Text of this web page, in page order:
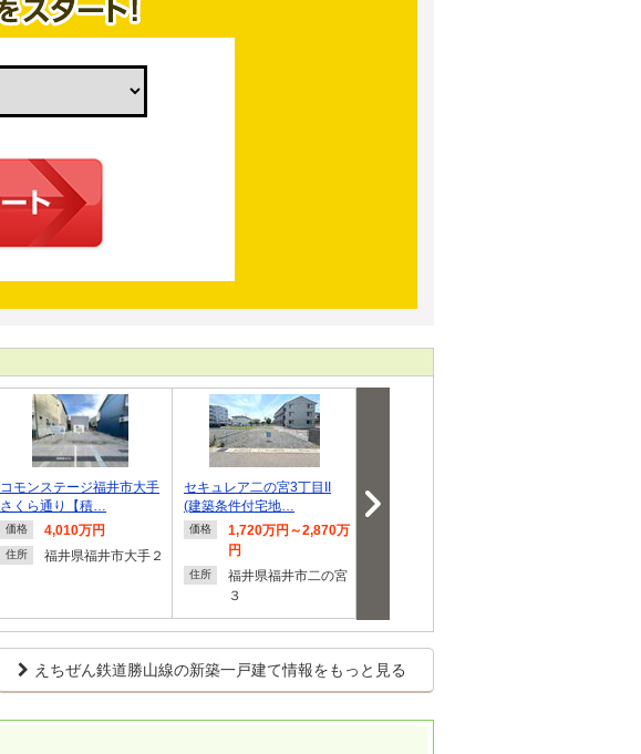
コモンステージ福井市大手
さくら通り【積…
価格 4,010万円
住所 福井県福井市大手２
セキュレア二の宮3丁目II
(建築条件付宅地…
価格
1,720万円～2,870万
円
住所
福井県福井市二の宮
３
0万円・4380万円
えちぜん鉄道勝山線の新築一戸建て情報をもっと見る